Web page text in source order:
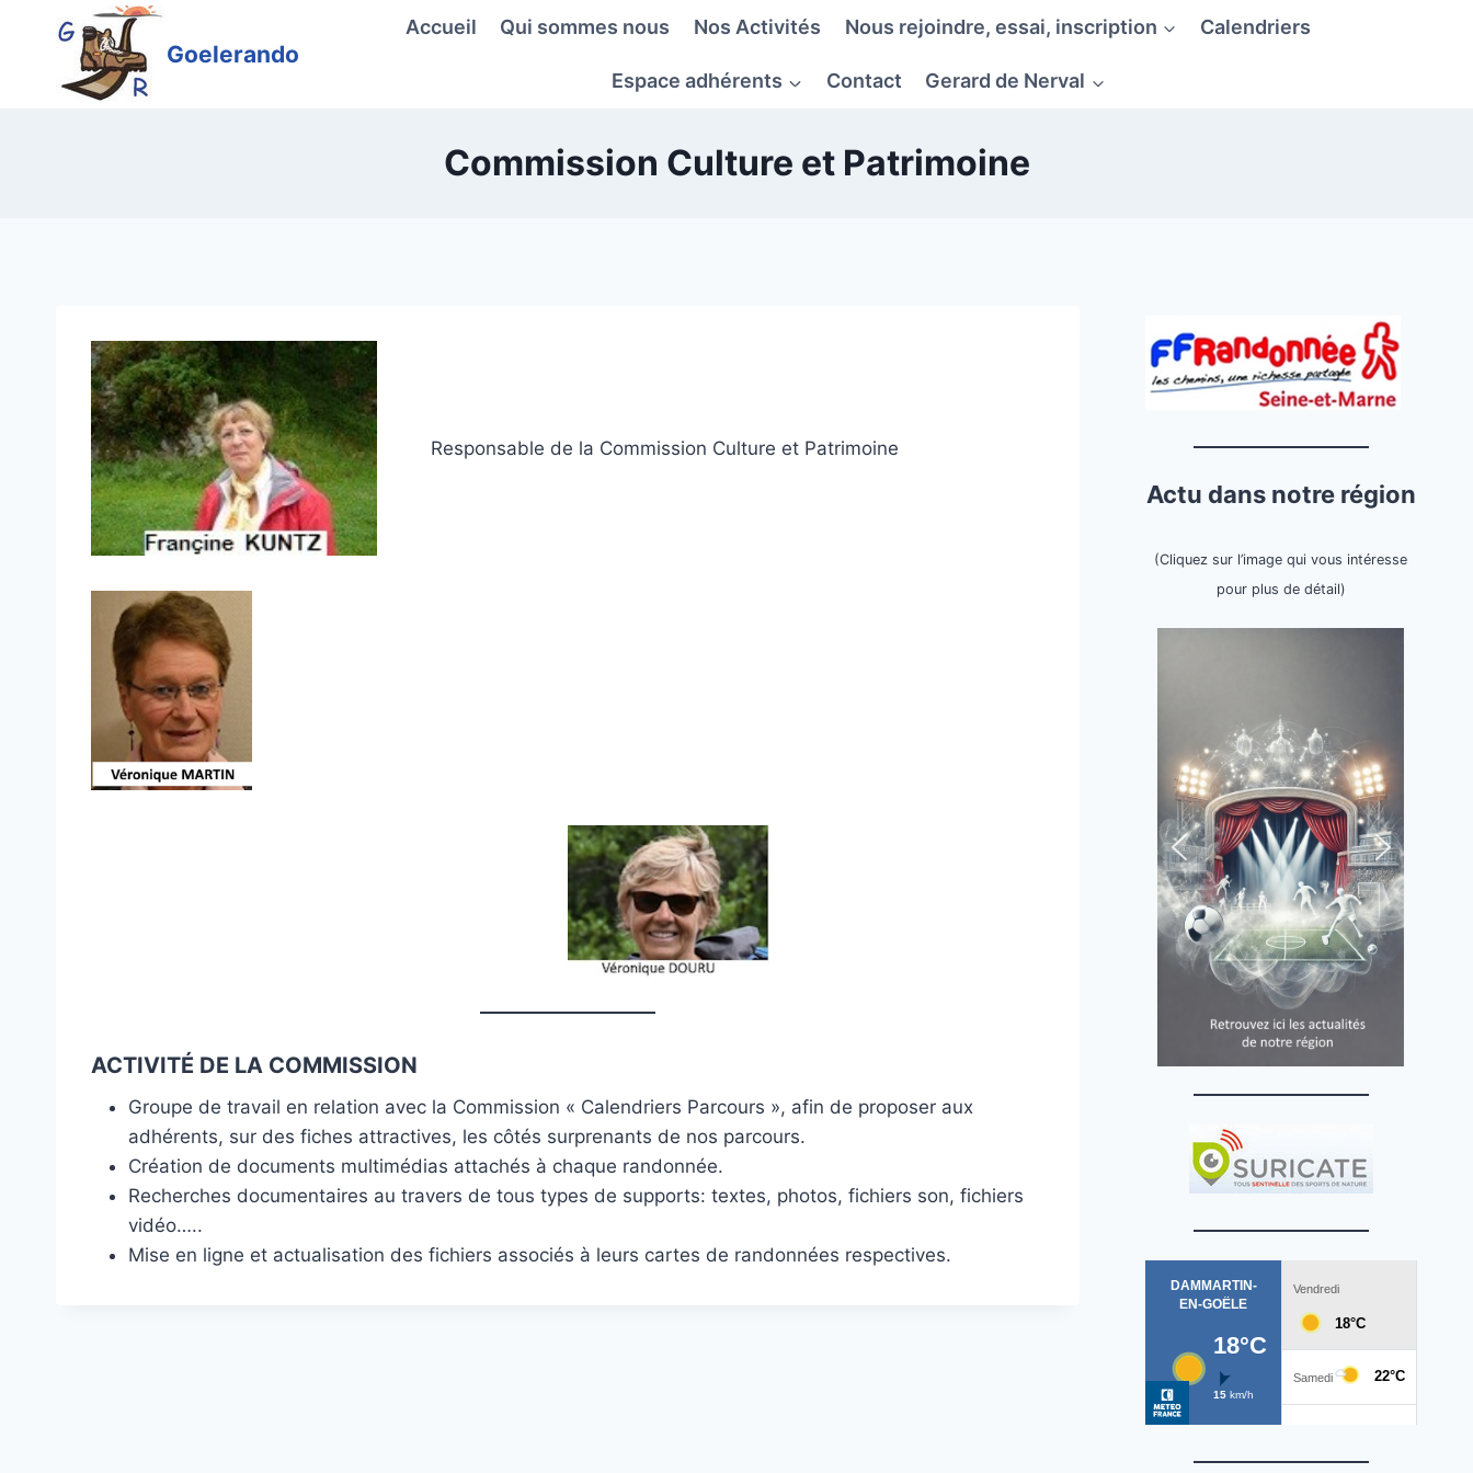
Goelerando
Accueil Qui sommes nous Nos Activités Nous rejoindre, essai, inscription Calendriers
Espace adhérents Contact Gerard de Nerval
Commission Culture et Patrimoine
Responsable de la Commission Culture et Patrimoine
ACTIVITÉ DE LA COMMISSION
Groupe de travail en relation avec la Commission « Calendriers Parcours », afin de proposer aux
adhérents, sur des fiches attractives, les côtés surprenants de nos parcours.
Création de documents multimédias attachés à chaque randonnée.
Recherches documentaires au travers de tous types de supports: textes, photos, fichiers son, fichiers
vidéo…..
Mise en ligne et actualisation des fichiers associés à leurs cartes de randonnées respectives.
Actu dans notre région
(Cliquez sur l’image qui vous intéresse
pour plus de détail)